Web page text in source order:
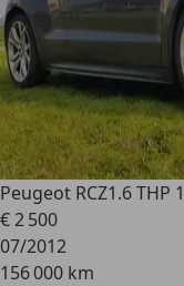
Peugeot RCZ1.6 THP
€ 2 500
07/2012
156 000 km